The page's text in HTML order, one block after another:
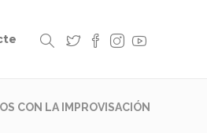
CON LA IMPROVISACIÓN